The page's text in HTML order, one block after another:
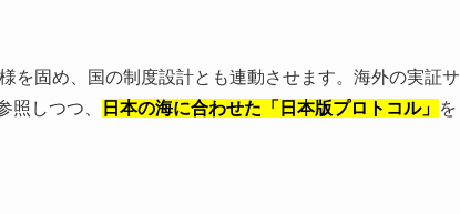
を固め、国の制度設計とも連動させます。海外の実証サ
照しつつ、
日本の海に合わせた「日本版プロトコル」 を